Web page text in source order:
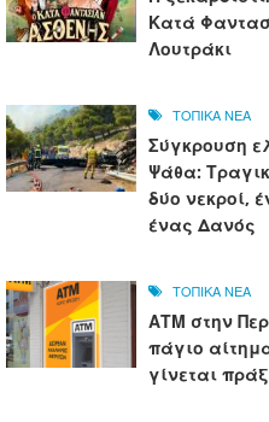
Κατά
Λουτράκι
ΤΟΠΙΚΑ ΝΕΑ
Σύγκρουση
Ψάθα:
δύο νεκροί,
ένας Δανός
ΤΟΠΙΚΑ ΝΕΑ
ΑΤΜ στην
πάγιο
γίνεται